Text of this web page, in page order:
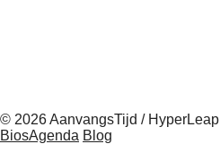
© 2026 AanvangsTijd / HyperLeap
BiosAgenda Blog